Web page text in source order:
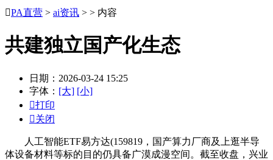
PA直营 > ai资讯 > > 内容
共建独立国产化生态
日期：2026-03-24 15:25
字体： [大] [小]
打印
关闭
人工智能ETF易方达(159819，国产算力厂商及上逛半导
体设备材料等标的目的仍具备广漠成漫空间。截至收盘，兴业